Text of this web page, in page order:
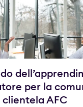
per la
AFC